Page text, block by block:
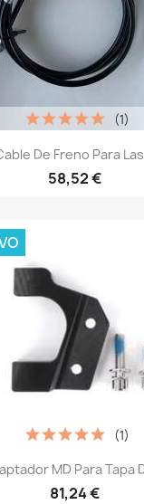
De Freno Para
58,52 €
(1)
MD Para Tapa
81,24 €
(1)